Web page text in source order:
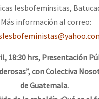
lesbofeminsitas,
información al correo:
18:30 hrs, Presentación
con Colectiva
de Guatemala.